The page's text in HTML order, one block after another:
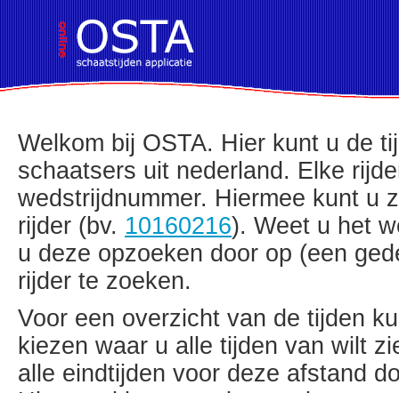
!DOCTYPE HTML PUBLIC "-//
Welkom bij OSTA. Hier kunt u de
schaatsers uit nederland. Elke
wedstrijdnummer. Hiermee kunt u
rijder (bv. 10160216). Weet u het
u deze opzoeken door op (een
rijder te zoeken.
Voor een overzicht van de tijden
kiezen waar u alle tijden van wilt
alle eindtijden voor deze afstand